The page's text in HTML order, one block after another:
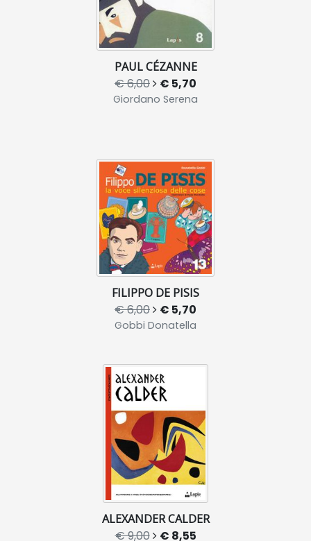
PAUL CÉZANNE
€ 6,00 € 5,70
Giordano Serena
FILIPPO DE PISIS
€ 6,00 € 5,70
Gobbi Donatella
ALEXANDER CALDER
€ 9,00 € 8,55